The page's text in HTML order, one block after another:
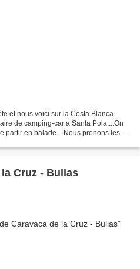
et nous voici sur la Costa Blanca
de camping-car à Santa Pola....On
partir en balade... Nous prenons les
Cruz - Bullas